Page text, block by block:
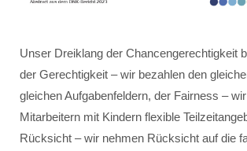
Unser Dreiklang der Chancengerechtigkeit
der Gerechtigkeit – wir bezahlen den
gleichen Aufgabenfeldern, der Fairness –
Mitarbeitern mit Kindern flexible
Rücksicht – wir nehmen Rücksicht auf die